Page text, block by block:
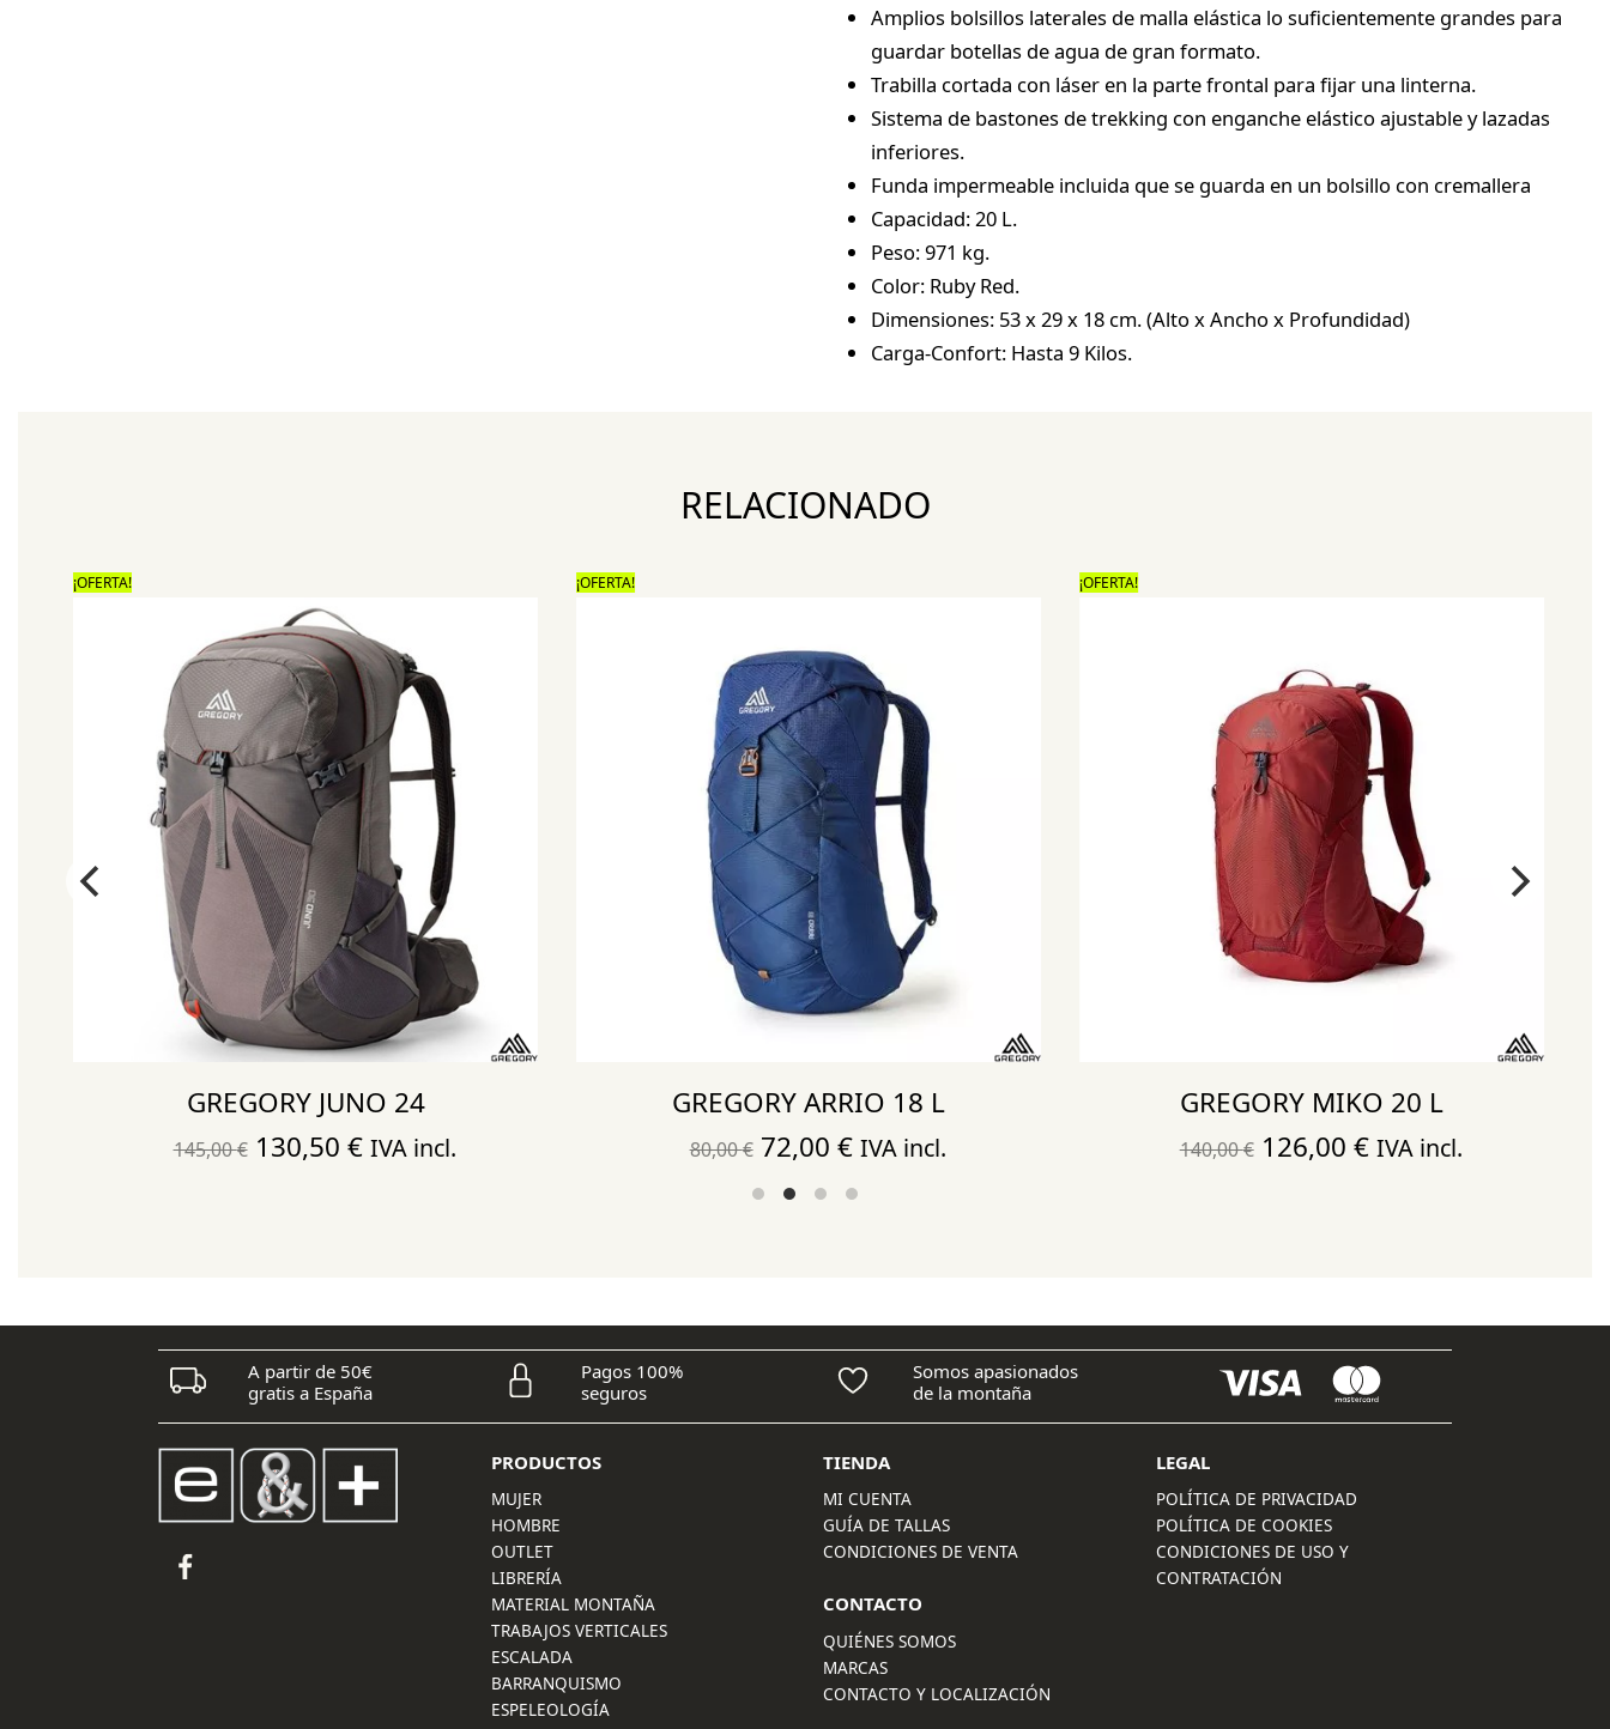
Amplios bolsillos laterales de malla elástica lo suficientemente grandes para
guardar botellas de agua de gran formato.
Trabilla cortada con láser en la parte frontal para fijar una linterna.
Sistema de bastones de trekking con enganche elástico ajustable y lazadas
inferiores.
Funda impermeable incluida que se guarda en un bolsillo con cremallera
Capacidad: 20 L.
Peso: 971 kg.
Color: Ruby Red.
Dimensiones: 53 x 29 x 18 cm. (Alto x Ancho x Profundidad)
Carga-Confort: Hasta 9 Kilos.
RELACIONADO
¡OFERTA!
GREGORY JUNO 24
145,00€ El
130,50 €El
IVA incl.
¡OFERTA!
GREGORY ARRIO 18 L
80,00€ El
precio
72,00 €El
precio
IVA incl.
¡OFERTA!
GREGORY MIKO 20 L
140,00€ El
126,00 €El
IVA incl.
A partir de 50€
gratis a España
Pagos 100%
seguros
Somos apasionados
de la montaña
PRODUCTOS
MUJER
HOMBRE
OUTLET
LIBRERÍA
MATERIAL MONTAÑA
TRABAJOS VERTICALES
ESCALADA
BARRANQUISMO
ESPELEOLOGÍA
TIENDA
MI CUENTA
GUÍA DE TALLAS
CONDICIONES DE VENTA
CONTACTO
QUIÉNES SOMOS
MARCAS
CONTACTO Y LOCALIZACIÓN
LEGAL
POLÍTICA DE PRIVACIDAD
POLÍTICA DE COOKIES
CONDICIONES DE USO Y
CONTRATACIÓN